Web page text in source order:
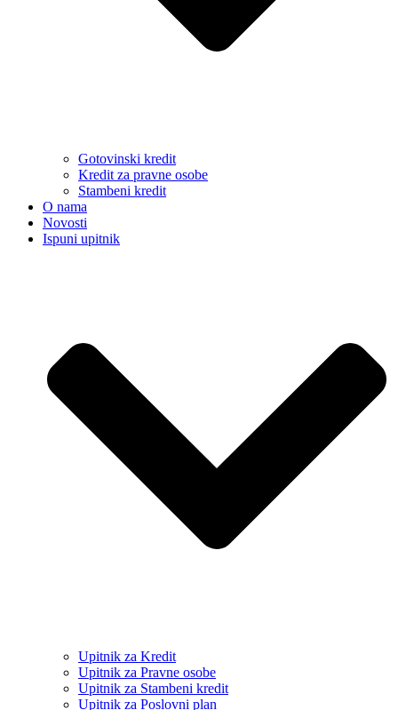
Gotovinski kredit
Kredit za pravne osobe
Stambeni kredit
O nama
Novosti
Ispuni upitnik
Upitnik za Kredit
Upitnik za Pravne osobe
Upitnik za Stambeni kredit
Upitnik za Poslovni plan